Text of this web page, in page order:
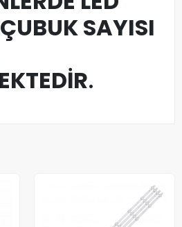
SAYISI
.